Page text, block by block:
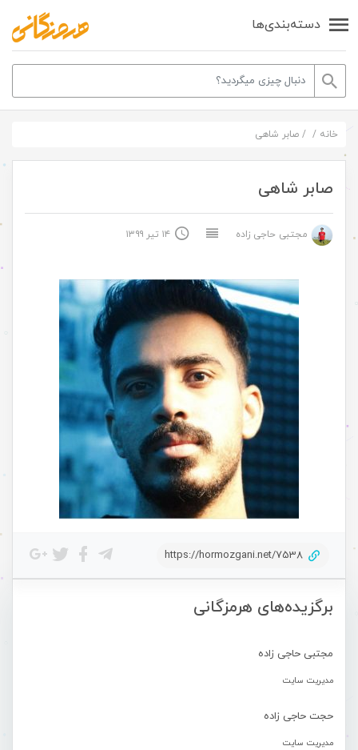
دسته‌بندی‌ها
برگزیده‌های هرمزگانی
مجتبی حاجی زاده
مدیریت سایت
حجت حاجی زاده
مدیریت سایت
خانه /
/ صابر شاهی
صابر شاهی
مجتبی حاجی زاده ۱۴ تیر ۱۳۹۹
https://hormozgani.net/7538